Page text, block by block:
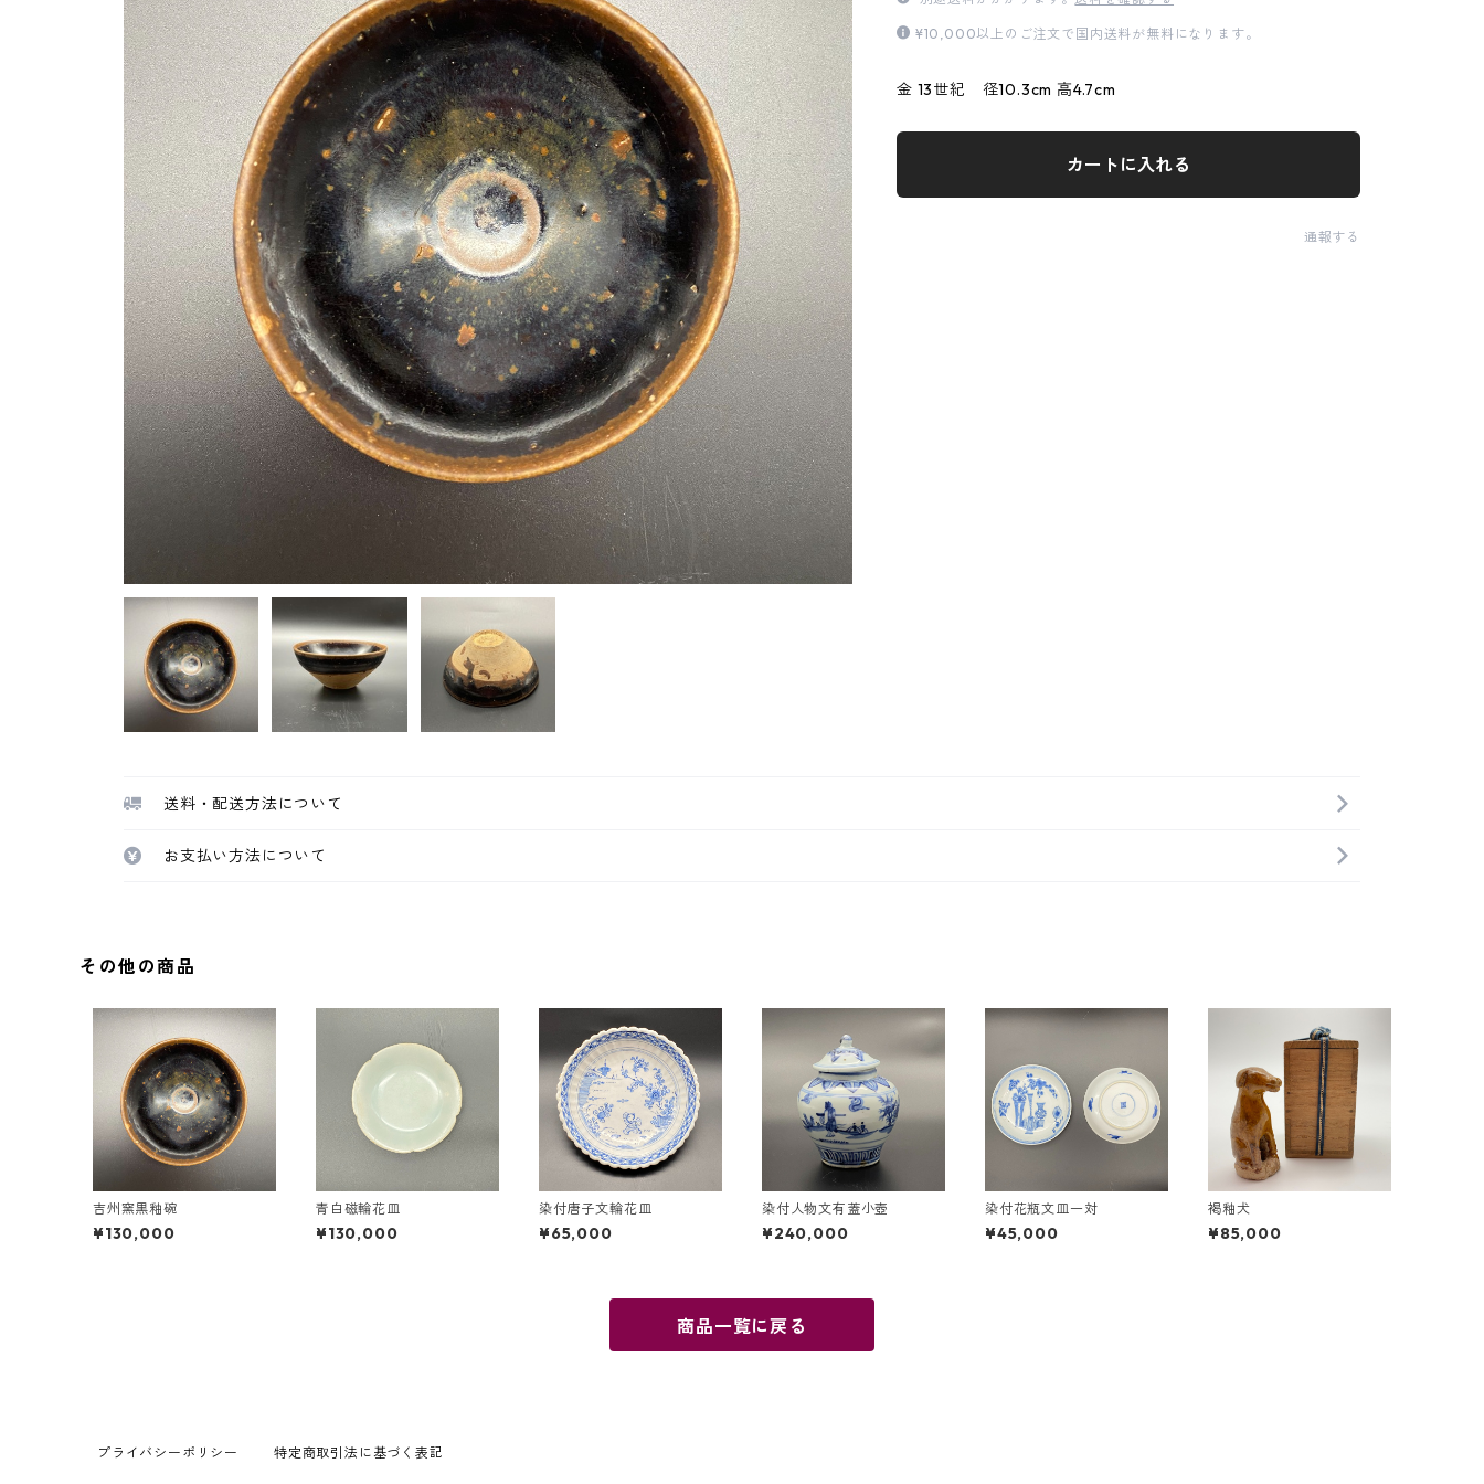
¥10,000以上のご注文で国内送料が無料になります。
金 13世紀 径10.3cm 高4.7cm
カートに入れる
通報する
送料・配送方法について
お支払い方法について
その他の商品
吉州窯黒釉碗
¥130,000
青白磁輪花皿
¥130,000
染付唐子文輪花皿
¥65,000
染付人物文有蓋小壺
¥240,000
染付花瓶文皿一対
¥45,000
褐釉犬
¥85,000
商品一覧に戻る
プライバシーポリシー 特定商取引法に基づく表記